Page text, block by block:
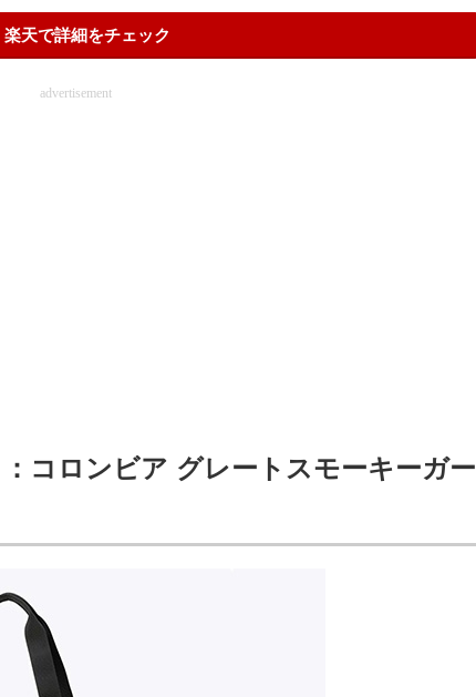
楽天で詳細をチェック
advertisement
コロンビア グレートスモーキーガー